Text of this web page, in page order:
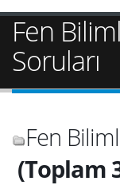
Fen
Soruları
Fen
(Toplam